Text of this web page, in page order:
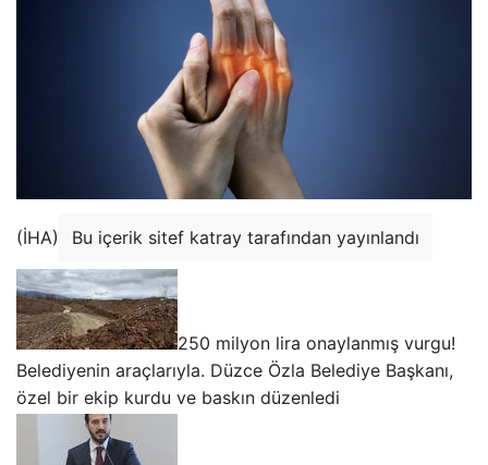
(İHA) Bu içerik sitef katray tarafından yayınlandı
250 milyon lira onaylanmış vurgu!
Belediyenin araçlarıyla. Düzce Özla Belediye Başkanı,
özel bir ekip kurdu ve baskın düzenledi